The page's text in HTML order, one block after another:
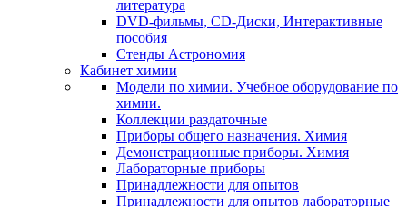
литература
DVD-фильмы, CD-Диски, Интерактивные
пособия
Стенды Астрономия
Кабинет химии
Модели по химии. Учебное оборудование по
химии.
Коллекции раздаточные
Приборы общего назначения. Химия
Демонстрационные приборы. Химия
Лабораторные приборы
Принадлежности для опытов
Принадлежности для опытов лабораторные